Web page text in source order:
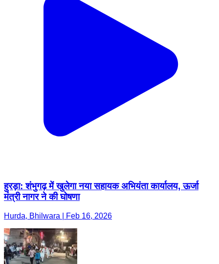
हुरड़ा: शंभुगढ़ में खुलेगा नया सहायक अभियंता कार्यालय, ऊर्जा
मंत्री नागर ने की घोषणा
Hurda, Bhilwara | Feb 16, 2026